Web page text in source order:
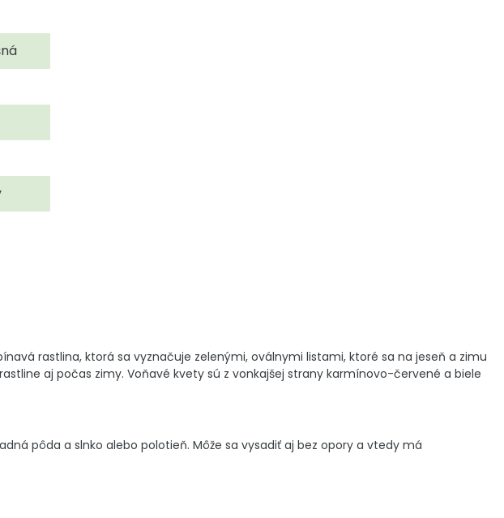
rastlina, ktorá sa vyznačuje zelenými, oválnymi listami, ktoré sa na jeseň a zimu
aj počas zimy. Voňavé kvety sú z vonkajšej strany karmínovo-červené a biele
pôda a slnko alebo polotieň. Môže sa vysadiť aj bez opory a vtedy má